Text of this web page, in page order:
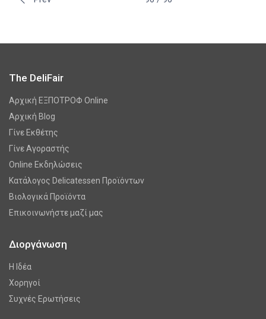
The DeliFair
Αρχική ΕΞΠΟΤΡΟΦ Online
Αρχική Blog
Γίνε Εκθέτης
Γίνε Αγοραστής
Online Εκδηλώσεις
Κατάλογος Delicatessen Προϊόντων
Βιολογικά Προϊόντα
Επικοινωνήστε μαζί μας
Διοργάνωση
Η Ιδέα
Χορηγοί
Συχνές Ερωτήσεις